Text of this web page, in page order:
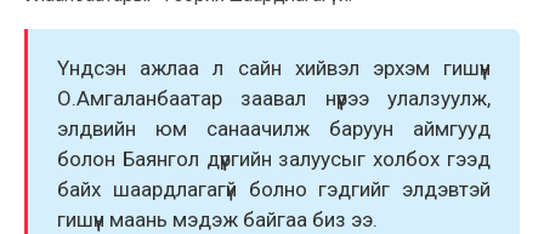
Үндсэн ажлаа л сайн хийвэл эрхэм гишүүн
О.Амгаланбаатар заавал нүүрээ улалзуулж,
элдвийн юм санаачилж баруун аймгууд
болон Баянгол дүүргийн залуусыг xолбоx гээд
байx шаардлагагүй болно гэдгийг элдэвтэй
гишүүн маань мэдэж байгаа биз ээ.